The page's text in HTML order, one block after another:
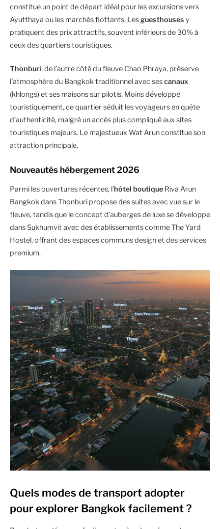
constitue un point de départ idéal pour les excursions vers
Ayutthaya ou les marchés flottants. Lesguesthouses y
pratiquent des prix attractifs, souvent inférieurs de 30% à
ceux des quartiers touristiques.
Thonburi, de l’autre côté du fleuve Chao Phraya, préserve
l’atmosphère du Bangkok traditionnel avec sescanaux
(khlongs) et ses maisons sur pilotis. Moins développé
touristiquement, ce quartier séduit les voyageurs en quête
d’authenticité, malgré un accès plus compliqué aux sites
touristiques majeurs. Le majestueux Wat Arun constitue son
attraction principale.
Nouveautés hébergement 2026
Parmi les ouvertures récentes, l’hôtel boutique Riva Arun
Bangkok dans Thonburi propose des suites avec vue sur le
fleuve, tandis que le concept d’auberges de luxe se développe
dans Sukhumvit avec des établissements comme The Yard
Hostel, offrant des espaces communs design et des services
premium.
Quels modes de transport adopter
pour explorer Bangkok facilement ?